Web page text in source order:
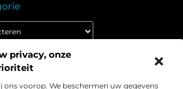
privacy, onze
ons voorop. We beschermen uw gegevens